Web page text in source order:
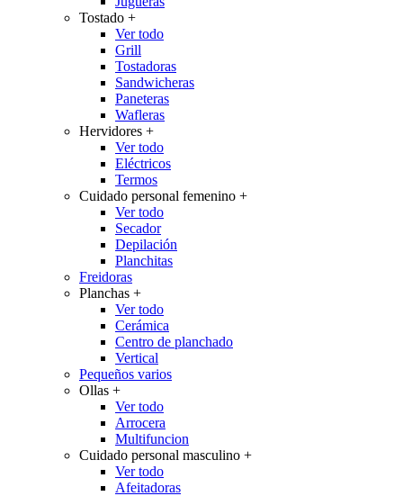
Tostado +
Ver todo
Grill
Tostadoras
Sandwicheras
Paneteras
Wafleras
Hervidores +
Ver todo
Eléctricos
Termos
Cuidado personal femenino +
Ver todo
Secador
Depilación
Planchitas
Freidoras
Planchas +
Ver todo
Cerámica
Centro de planchado
Vertical
Pequeños varios
Ollas +
Ver todo
Arrocera
Multifuncion
Cuidado personal masculino +
Ver todo
Afeitadoras